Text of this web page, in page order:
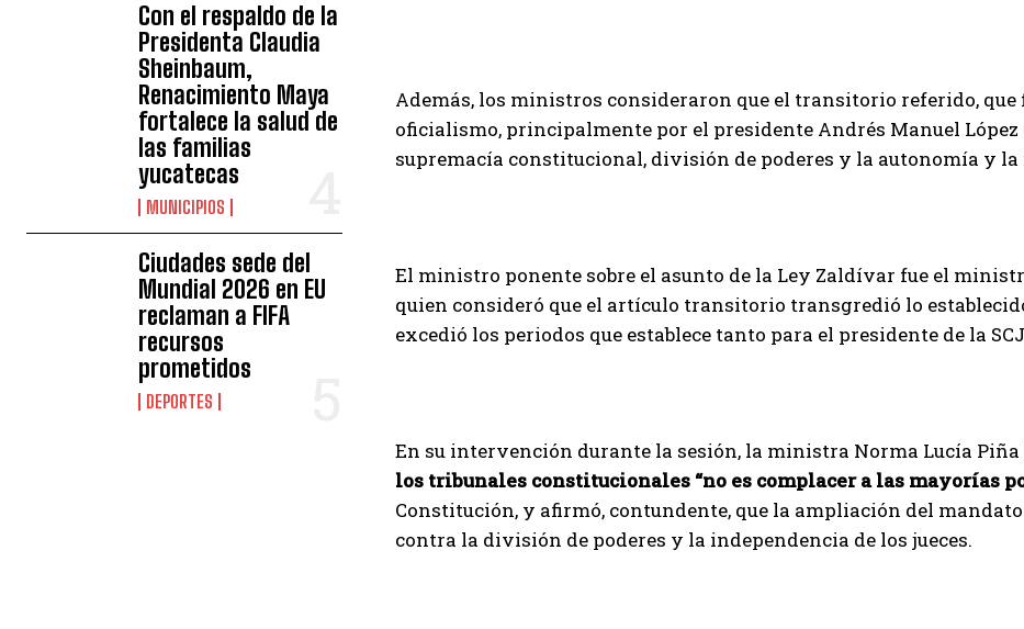
Con el respaldo de la
Presidenta Claudia
Sheinbaum,
Renacimiento Maya
fortalece la salud de
las familias
yucatecas
MUNICIPIOS
Ciudades sede del
Mundial 2026 en EU
reclaman a FIFA
recursos
prometidos
DEPORTES
Además, los ministros consideraron que el transitorio referido,
oficialismo, principalmente por el presidente Andrés Manuel
supremacía constitucional, división de poderes y la autonomía y
El ministro ponente sobre el asunto de la Ley Zaldívar fue el
quien consideró que el artículo transitorio transgredió lo
excedió los periodos que establece tanto para el presidente de la
En su intervención durante la sesión, la ministra Norma Lucía
los tribunales constitucionales “no es complacer a las mayorías
Constitución, y afirmó, contundente, que la ampliación del
contra la división de poderes y la independencia de los jueces.